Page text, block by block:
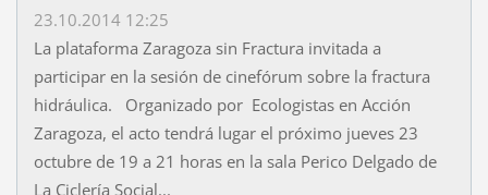
23.10.2014 12:25
La plataforma Zaragoza sin Fractura invitada a
participar en la sesión de cinefórum sobre la fractura
hidráulica. Organizado por Ecologistas en Acción
Zaragoza, el acto tendrá lugar el próximo jueves 23
octubre de 19 a 21 horas en la sala Perico Delgado de
La Ciclería Social...